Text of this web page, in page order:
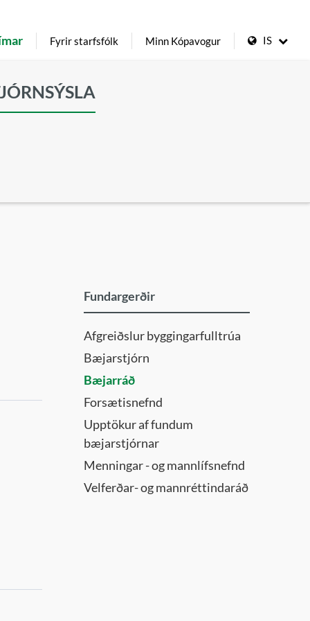
Fyrir starfsfólk Minn Kópavogur IS
Fundargerðir
Afgreiðslur byggingarfulltrúa
Bæjarstjórn
Bæjarráð
Forsætisnefnd
Upptökur af fundum
bæjarstjórnar
Menningar - og mannlífsnefnd
Velferðar- og mannréttindaráð